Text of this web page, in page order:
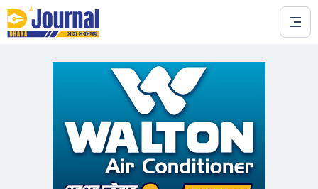
Skip to main content